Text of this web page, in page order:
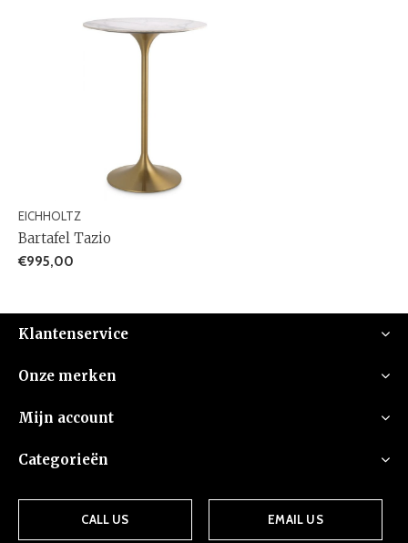
EICHHOLTZ
Bartafel Tazio
€995,00
Klantenservice
Onze merken
Mijn account
Categorieën
CALL US EMAIL US